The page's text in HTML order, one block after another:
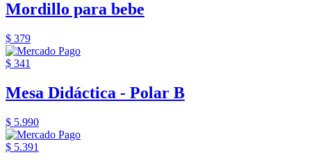
Mordillo para bebe
$ 379
$ 341
Mesa Didáctica - Polar B
$ 5.990
$ 5.391